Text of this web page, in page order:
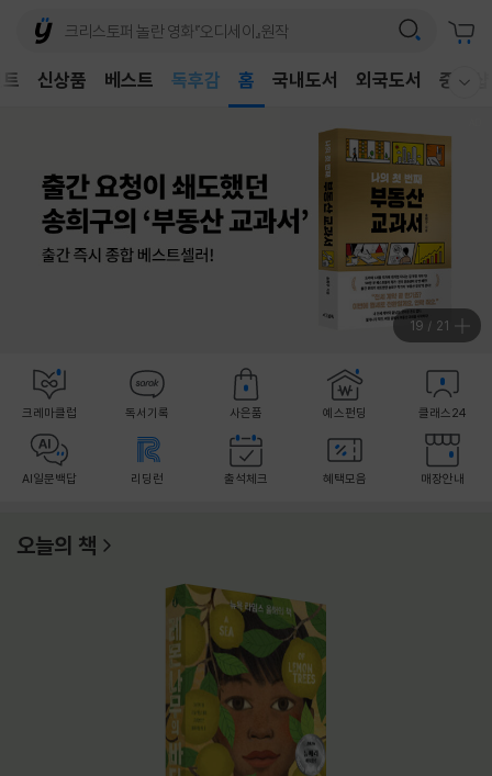
신상품 베스트
어린이
홈 국내도서 외국도서 중고샵
19 / 21
크레마클럽 독서기록 사은품 예스펀딩 클래스24
AI일문백답 리딩런 출석체크 혜택모음 매장안내
오늘의 책